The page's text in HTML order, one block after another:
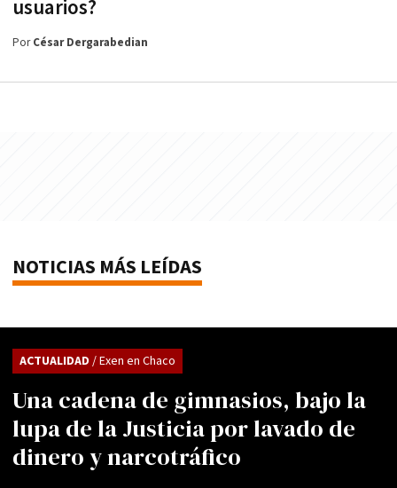
usuarios?
PorCésar Dergarabedian
NOTICIAS MÁS LEÍDAS
Una cadena de gimnasios, bajo la
lupa de la Justicia por lavado de
dinero y narcotráfico
ACTUALIDAD / Exen en Chaco